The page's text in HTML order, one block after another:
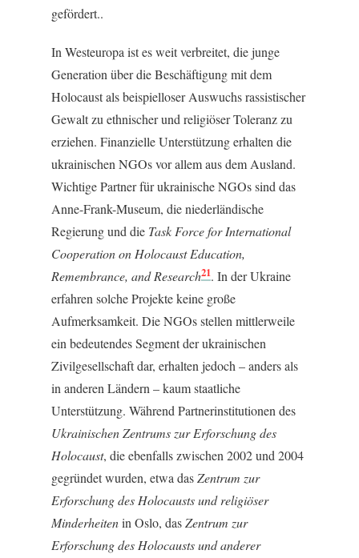
gefördert..
In Westeuropa ist es weit verbreitet, die junge
Generation über die Beschäftigung mit dem
Holocaust als beispielloser Auswuchs rassistischer
Gewalt zu ethnischer und religiöser Toleranz zu
erziehen. Finanzielle Unterstützung erhalten die
ukrainischen NGOs vor allem aus dem Ausland.
Wichtige Partner für ukrainische NGOs sind das
Anne-Frank-Museum, die niederländische
Regierung und die Task Force for International
Cooperation on Holocaust Education,
Remembrance, and Research21. In der Ukraine
erfahren solche Projekte keine große
Aufmerksamkeit. Die NGOs stellen mittlerweile
ein bedeutendes Segment der ukrainischen
Zivilgesellschaft dar, erhalten jedoch – anders als
in anderen Ländern – kaum staatliche
Unterstützung. Während Partnerinstitutionen des
Ukrainischen Zentrums zur Erforschung des
Holocaust, die ebenfalls zwischen 2002 und 2004
gegründet wurden, etwa dasZentrum zur
Erforschung des Holocausts und religiöser
Minderheitenin Oslo, dasZentrum zur
Erforschung des Holocausts und anderer